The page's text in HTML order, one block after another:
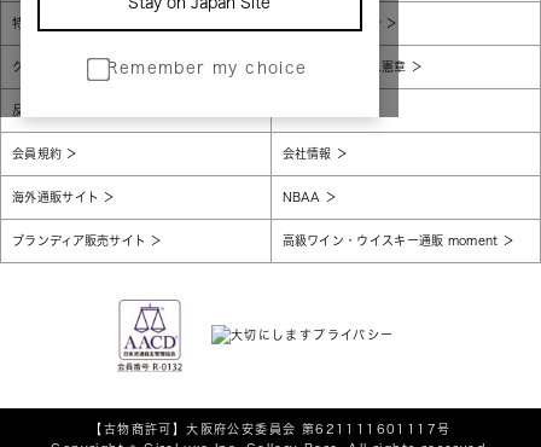
Stay on Japan Site
Remember my choice
特定商取引法に基づく表示 個人情報保護方針
グローバルプライバシーポリシー コンプライアンス憲章
反社会的勢力に対する基本方針
会員規約 会社情報
海外通販サイト NBAA
ブランディア販売サイト 高級ワイン・ウイスキー通販 moment
【古物商許可】大阪府公安委員会 第621111601117号